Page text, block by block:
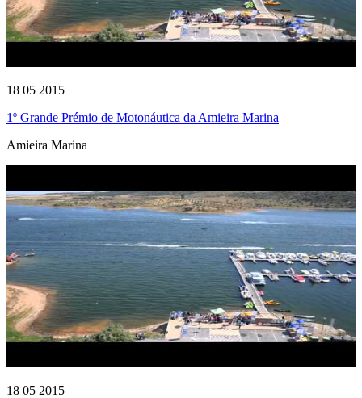
18 05 2015
1º Grande Prémio de Motonáutica da Amieira Marina
Amieira Marina
18 05 2015